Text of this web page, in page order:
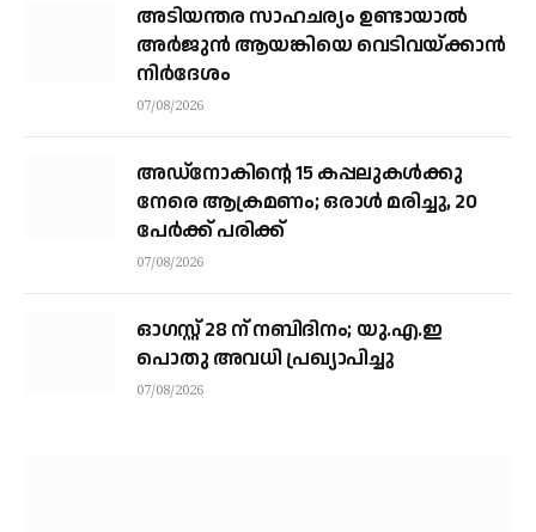
അടിയന്തര സാഹചര്യം ഉണ്ടായാല്‍
അര്‍ജുന്‍ ആയങ്കിയെ വെടിവയ്ക്കാന്‍
നിര്‍ദേശം
07/08/2026
അഡ്നോകിന്റെ 15 കപ്പലുകള്‍ക്കു
നേരെ ആക്രമണം; ഒരാള്‍ മരിച്ചു, 20
പേര്‍ക്ക് പരിക്ക്
07/08/2026
ഓഗസ്റ്റ് 28 ന് നബിദിനം; യു.എ.ഇ
പൊതു അവധി പ്രഖ്യാപിച്ചു
07/08/2026